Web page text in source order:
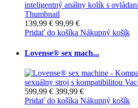
139,99 € 99,99 €
Pridať do košíka Nákupný košík
Lovense® sex mach...
599,99 € 399,99 €
Pridať do košíka Nákupný košík